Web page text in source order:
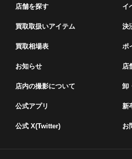
店舗を探す
買取取扱いアイテム
買取相場表
お知らせ
店内の撮影について
公式アプリ
公式 X(Twitter)
イ
決
ポ
店
卸
新
お